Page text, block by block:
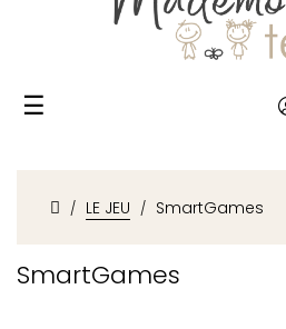
Basculer
☰
LE JEU SmartGames
SmartGames